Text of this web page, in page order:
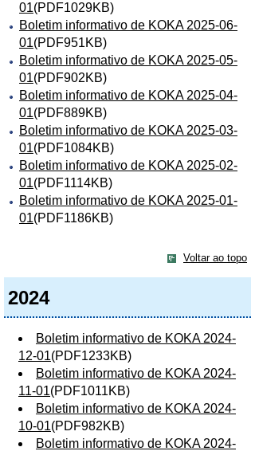
01(PDF1029KB)
Boletim informativo de KOKA 2025-06-
01(PDF951KB)
Boletim informativo de KOKA 2025-05-
01(PDF902KB)
Boletim informativo de KOKA 2025-04-
01(PDF889KB)
Boletim informativo de KOKA 2025-03-
01(PDF1084KB)
Boletim informativo de KOKA 2025-02-
01(PDF1114KB)
Boletim informativo de KOKA 2025-01-
01(PDF1186KB)
Voltar ao topo
2024
Boletim informativo de KOKA 2024-
12-01(PDF1233KB)
Boletim informativo de KOKA 2024-
11-01(PDF1011KB)
Boletim informativo de KOKA 2024-
10-01(PDF982KB)
Boletim informativo de KOKA 2024-